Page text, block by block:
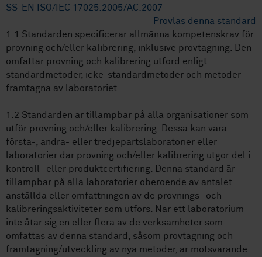
SS-EN ISO/IEC 17025:2005/AC:2007
Provläs denna standard
1.1 Standarden specificerar allmänna kompetenskrav för
provning och/eller kalibrering, inklusive provtagning. Den
omfattar provning och kalibrering utförd enligt
standardmetoder, icke-standardmetoder och metoder
framtagna av laboratoriet.
1.2 Standarden är tillämpbar på alla organisationer som
utför provning och/eller kalibrering. Dessa kan vara
första-, andra- eller tredjepartslaboratorier eller
laboratorier där provning och/eller kalibrering utgör del i
kontroll- eller produktcertifiering. Denna standard är
tillämpbar på alla laboratorier oberoende av antalet
anställda eller omfattningen av de provnings- och
kalibreringsaktiviteter som utförs. När ett laboratorium
inte åtar sig en eller flera av de verksamheter som
omfattas av denna standard, såsom provtagning och
framtagning/utveckling av nya metoder, är motsvarande